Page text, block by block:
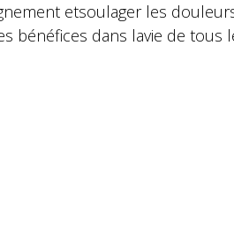
etsoulager les
bénéfices dans lavie de tous